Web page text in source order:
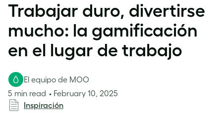
Trabajar duro, divertirse
mucho: la gamificación
en el lugar de trabajo
El equipo de MOO
5 min read
February 10, 2025
Inspiración